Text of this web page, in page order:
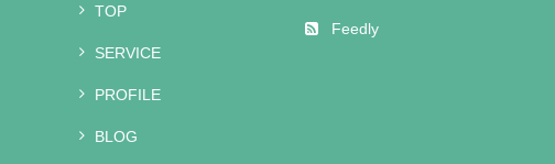
TOP
SERVICE
PROFILE
BLOG
Feedly